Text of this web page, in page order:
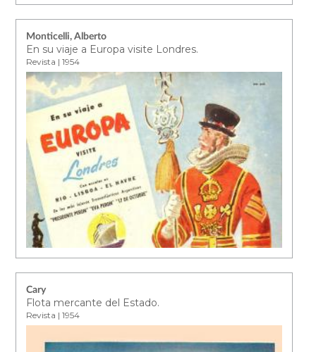
Monticelli, Alberto
En su viaje a Europa visite Londres.
Revista | 1954
Cary
Flota mercante del Estado.
Revista | 1954